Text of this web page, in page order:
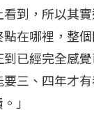
到，所以其實
在哪裡，整
已經完全感
三、四年才
」